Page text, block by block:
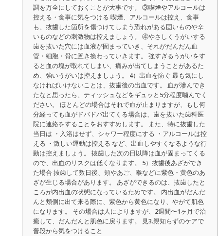
調を万全にしておくことが大事です。 ③喫煙やアルコールは
控える・食事に気をつける 喫煙、アルコールは控え、食事
も、抜歯した箇所を傷つけてしまう恐れがある固いものや辛
いものなどの刺激物は控えましょう。 ④やさしくうがいする
歯を抜いた穴には血液が固まっていき、それがだんだん血
管・細胞・骨に置き換わっていきます。 強すぎるうがいをす
ると血の塊が取れてしまい、痛みが出てしまうことがあるた
め、強いうがいは控えましょう。 4）出血を防ぐ 最も気にし
なければいけないことは、抜歯後の出血です。 血が滲んでき
たなと思ったら、ティッシュなどをギュッと5分程度噛んでく
ださい。 ほとんどの場合はそれで血が止まりますが、もし何
分経っても血がドバドバ出てくる場合は、歯を抜いた歯科医
院に連絡をすることをおすすめします。 また、特に抜歯した
当日は ・入浴はせず、シャワー程度にする ・アルコールは控
える ・激しい運動は控える など、出血しやすくなるような行
動は控えましょう。 抜歯した次の日以降は血が固まってくる
ので、出血のリスクは低くなります。 5）抜歯後あざができ
た場合 抜歯して数日後、頬やあご、喉などに紫色・黄色のあ
ざが生じる場合があります。 あざができるのは、抜歯したと
ころが内出血の状態になっているためです。 内出血がだんだ
んと頬側に出て来る際に、紫色から黄色になり、やがて肌色
になります。 その場合は人によりますが、2週間〜1ヶ月で治
癒して、だんだんと肌色に戻ります。 見3.親知らずのケアで
普段から気をつけること